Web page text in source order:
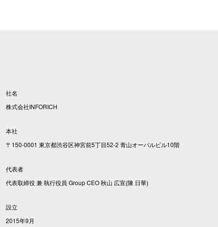
社名
株式会社INFORICH
本社
〒150-0001 東京都渋谷区神宮前5丁目52-2 青山オーバルビル10階
代表者
代表取締役 兼 執行役員 Group CEO 秋山 広宣(陳 日華)
設立
2015年9月